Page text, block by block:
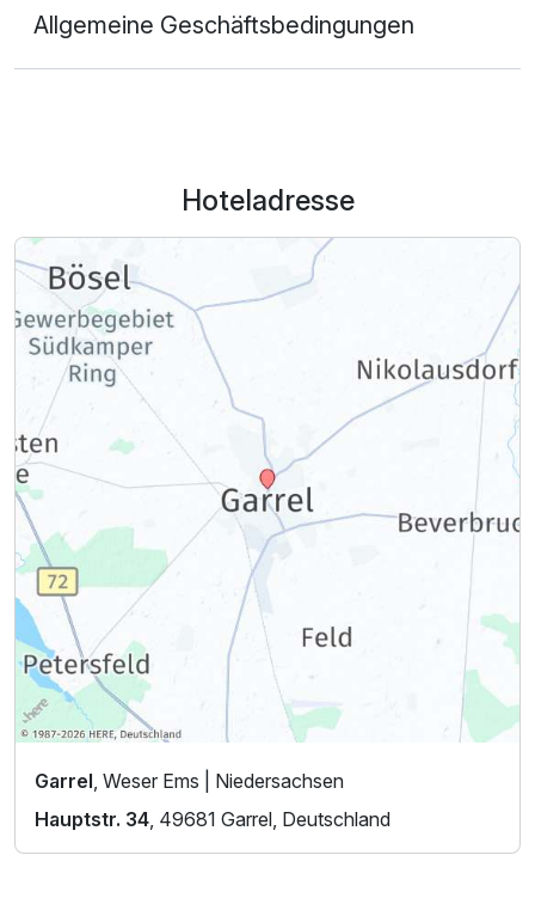
Allgemeine Geschäftsbedingungen
Hoteladresse
Garrel , Weser Ems | Niedersachsen
Hauptstr. 34 , 49681 Garrel, Deutschland